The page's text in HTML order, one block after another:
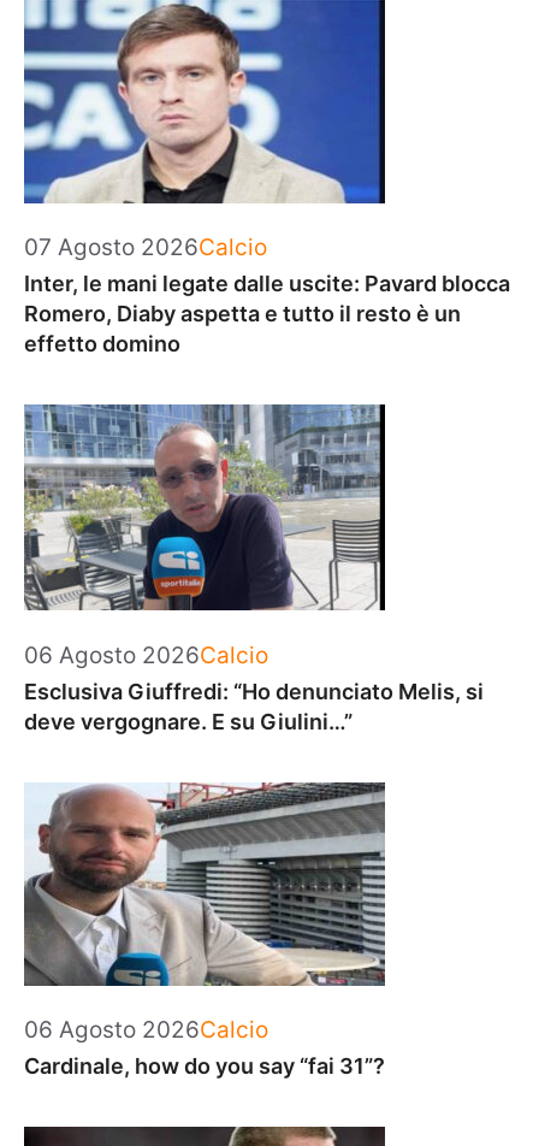
07 Agosto 2026Categorie
Calcio
Inter, le mani legate dalle uscite: Pavard blocca
Romero, Diaby aspetta e tutto il resto è un
effetto domino
06 Agosto 2026Categorie
Calcio
Esclusiva Giuffredi: “Ho denunciato Melis, si
deve vergognare. E su Giulini…”
06 Agosto 2026Categorie
Calcio
Cardinale, how do you say “fai 31”?